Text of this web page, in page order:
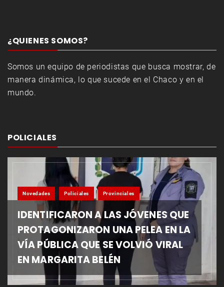
¿QUIENES SOMOS?
Somos un equipo de periodistas que busca mostrar, de
manera dinámica, lo que sucede en el Chaco y en el
mundo.
POLICIALES
Novedades Policiales Provinciales
IDENTIFICARON A LAS JÓVENES QUE
PROTAGONIZARON UNA PELEA EN LA
VÍA PÚBLICA QUE SE VOLVIÓ VIRAL
EN MARGARITA BELÉN